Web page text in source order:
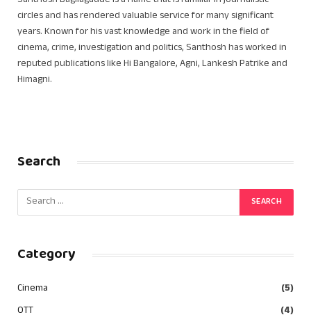
circles and has rendered valuable service for many significant
years. Known for his vast knowledge and work in the field of
cinema, crime, investigation and politics, Santhosh has worked in
reputed publications like Hi Bangalore, Agni, Lankesh Patrike and
Himagni.
Search
Category
Cinema
(5)
OTT
(4)